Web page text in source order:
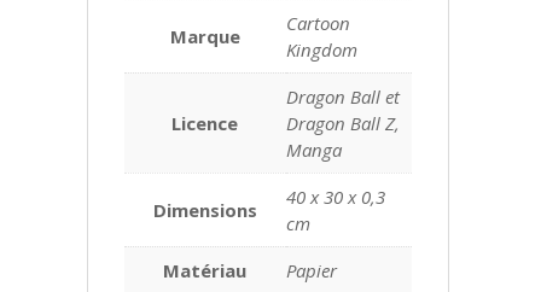
Marque
Cartoon
Kingdom
Licence
Dragon Ball et
Dragon Ball Z,
Manga
Dimensions
40 x 30 x 0,3
cm
Matériau
Papier